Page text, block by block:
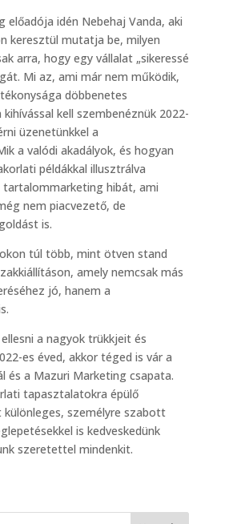
előadója idén Nebehaj Vanda, aki
keresztül mutatja be, milyen
arra, hogy egy vállalat „sikeressé
Mi az, ami már nem működik,
döbbenetes
kell szembenéznük 2022-
üzenetünkkel a
a valódi akadályok, és hogyan
példákkal illusztrálva
hibát, ami
nem piacvezető, de
is.
túl több, mint ötven stand
amely nemcsak más
jó, hanem a
a nagyok trükkjeit és
es éved, akkor téged is vár a
és a Mazuri Marketing csapata.
tapasztalatokra épülő
különleges, személyre szabott
is kedveskedünk
szeretettel mindenkit.